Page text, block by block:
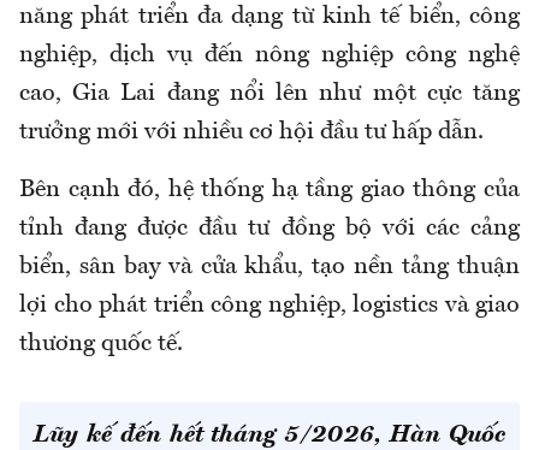
năng phát triển đa dạng từ kinh tế biển, công
nghiệp, dịch vụ đến nông nghiệp công nghệ
cao, Gia Lai đang nổi lên như một cực tăng
trưởng mới với nhiều cơ hội đầu tư hấp dẫn.
Bên cạnh đó, hệ thống hạ tầng giao thông của
tỉnh đang được đầu tư đồng bộ với các cảng
biển, sân bay và cửa khẩu, tạo nền tảng thuận
lợi cho phát triển công nghiệp, logistics và giao
thương quốc tế.
Lũy kế đến hết tháng 5/2026, Hàn Quốc